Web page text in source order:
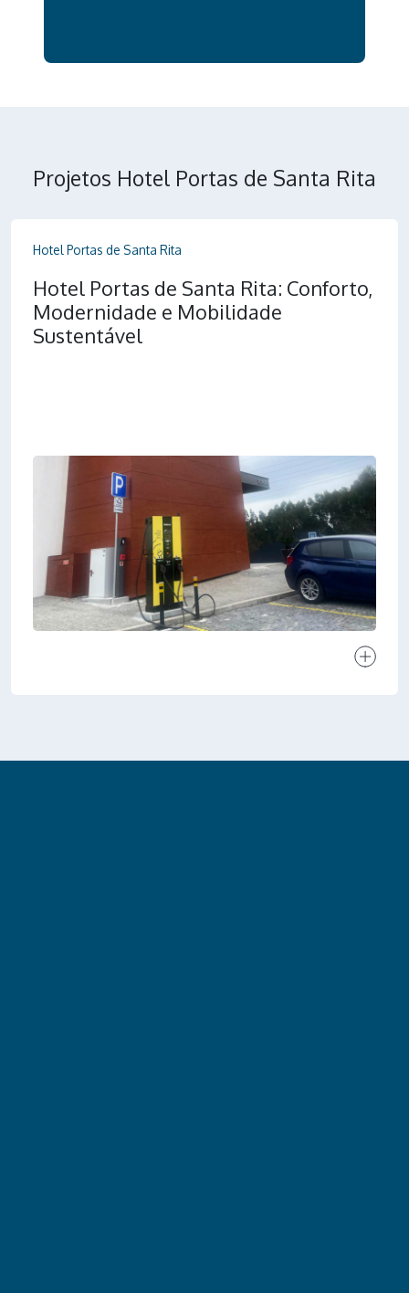
Projetos Hotel Portas de Santa Rita
Hotel Portas de Santa Rita
Hotel Portas de Santa Rita: Conforto,
Modernidade e Mobilidade
Sustentável
Ver